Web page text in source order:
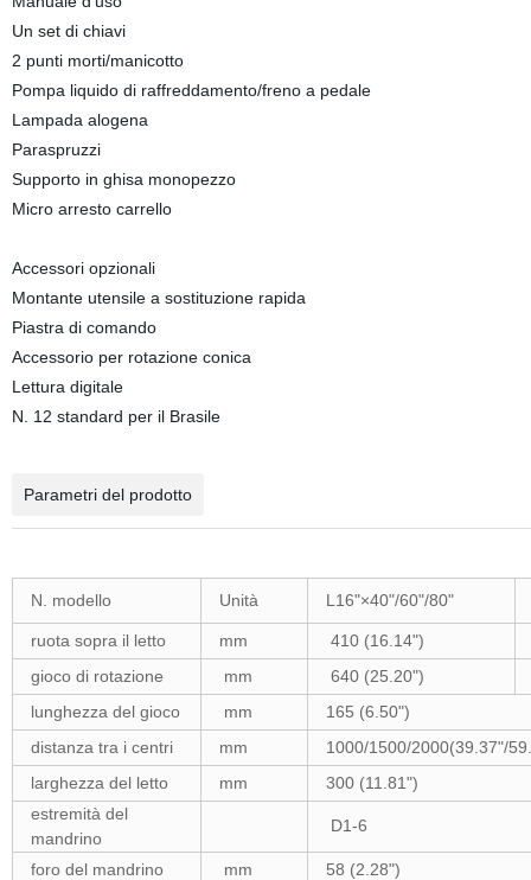
Un set di chiavi
2 punti morti/manicotto
Pompa liquido di raffreddamento/freno a pedale
Lampada alogena
Paraspruzzi
Supporto in ghisa monopezzo
Micro arresto carrello
Accessori opzionali
Montante utensile a sostituzione rapida
Piastra di comando
Accessorio per rotazione conica
Lettura digitale
N. 12 standard per il Brasile
Parametri del prodotto
N. modello Unità L16"×40"/60"/80"
ruota sopra il letto mm
410 (16.14")
gioco di rotazione
mm
640 (25.20")
lunghezza del gioco
mm
165 (6.50")
distanza tra i centri
mm
1000/1500/2000(39.37"/
larghezza del letto
mm
300 (11.81")
estremità del
mandrino
D1-6
foro del mandrino mm 58 (2.28")